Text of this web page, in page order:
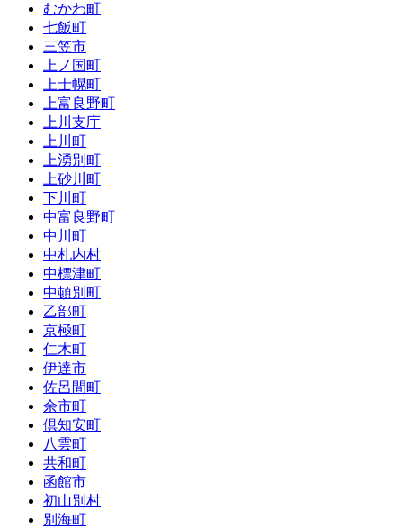
むかわ町
七飯町
三笠市
上ノ国町
上士幌町
上富良野町
上川支庁
上川町
上湧別町
上砂川町
下川町
中富良野町
中川町
中札内村
中標津町
中頓別町
乙部町
京極町
仁木町
伊達市
佐呂間町
余市町
倶知安町
八雲町
共和町
函館市
初山別村
別海町